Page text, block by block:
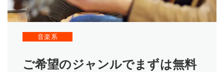
音楽系
ご希望のジャンルでまずは無料